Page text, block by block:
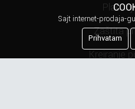
Zaštita
Kreiranje
Sajt internet-prodaja-
Prihvatam